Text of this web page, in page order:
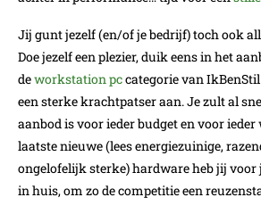
Jij gunt jezelf (en/of je bedrijf) toch ook
Doe jezelf een plezier, duik eens in het
deworkstation pccategorie van
een sterke krachtpatser aan. Je zult al
aanbod is voor ieder budget en voor
laatste nieuwe (lees energiezuinige,
ongelofelijk sterke) hardware heb jij voor
in huis, om zo de competitie een